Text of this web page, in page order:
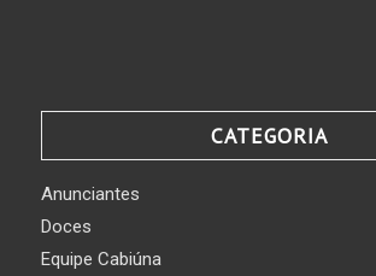
CATEGORIA
Anunciantes
Doces
Equipe Cabiúna